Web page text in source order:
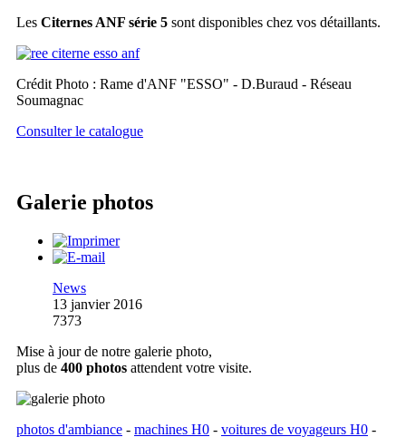
Les Citernes ANF série 5 sont disponibles chez vos détaillants.
Crédit Photo : Rame d'ANF "ESSO" - D.Buraud - Réseau
Soumagnac
Consulter le catalogue
Galerie photos
News
13 janvier 2016
7373
Mise à jour de notre galerie photo,
plus de 400 photos attendent votre visite.
photos d'ambiance - machines H0 - voitures de voyageurs H0 -